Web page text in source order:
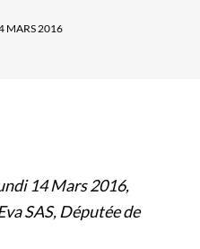
MARS 2016
14 Mars 2016,
SAS, Députée de